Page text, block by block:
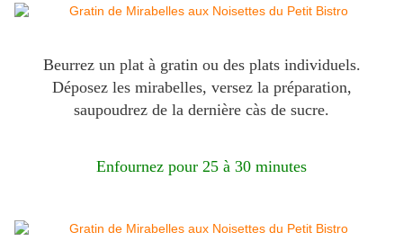
Beurrez un plat à gratin ou des plats individuels.
Déposez les mirabelles, versez la préparation,
saupoudrez de la dernière càs de sucre.
Enfournez pour 25 à 30 minutes